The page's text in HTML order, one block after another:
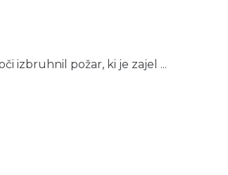
izbruhnil požar, ki je zajel ...